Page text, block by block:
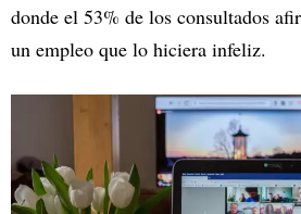
donde el 53% de los consultados
un empleo que lo hiciera infeliz.